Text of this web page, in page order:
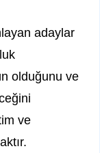
adaylar
olduğunu ve
ve